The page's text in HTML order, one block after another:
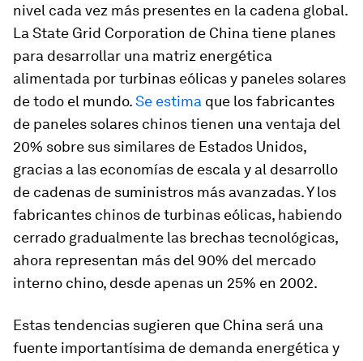
nivel cada vez más presentes en la cadena global.
La State Grid Corporation de China tiene planes
para desarrollar una matriz energética
alimentada por turbinas eólicas y paneles solares
de todo el mundo.Se estima que los fabricantes
de paneles solares chinos tienen una ventaja del
20% sobre sus similares de Estados Unidos,
gracias a las economías de escala y al desarrollo
de cadenas de suministros más avanzadas. Y los
fabricantes chinos de turbinas eólicas, habiendo
cerrado gradualmente las brechas tecnológicas,
ahora representan más del 90% del mercado
interno chino, desde apenas un 25% en 2002.
Estas tendencias sugieren que China será una
fuente importantísima de demanda energética y